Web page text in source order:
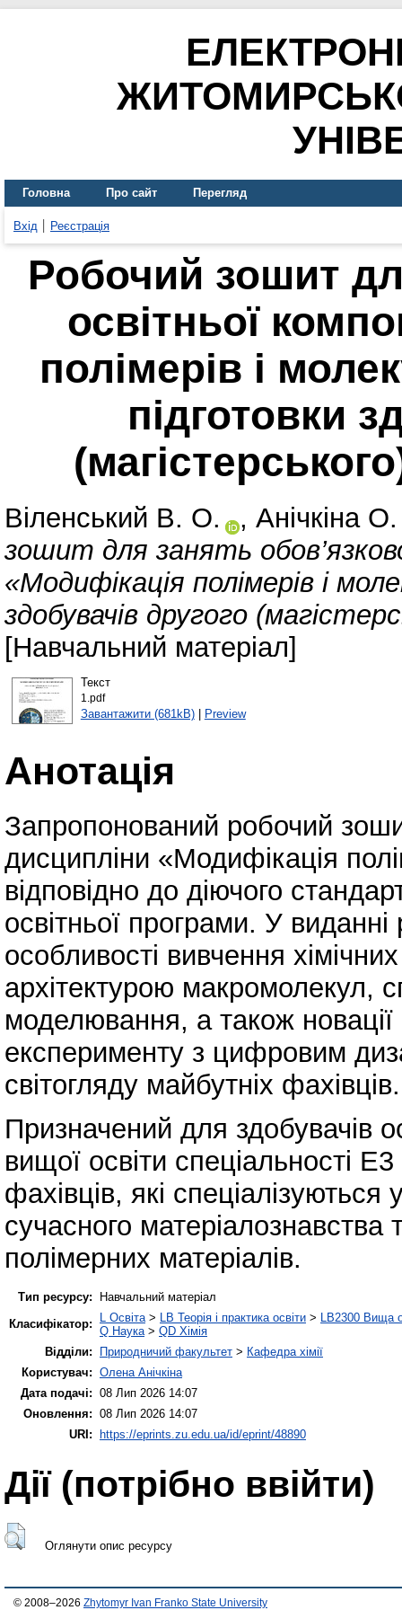
Головна Про сайт Перегляд
Вхід Реєстрація
Робочий зошит
освітньої
полімерів і
підготовки
Віленський В. О. , Анічкіна
зошит для занять
«Модифікація полімерів і
здобувачів другого
[Навчальний матеріал]
Текст
1.pdf
Завантажити (681kB)| Preview
Анотація
Запропонований робочий
дисципліни «Модифікація
відповідно до діючого
освітньої програми. У виданні
особливості вивчення
архітектурою макромолекул,
моделювання, а також новації
експерименту з цифровим
світогляду майбутніх фахівців.
Призначений для здобувачів
вищої освіти спеціальності
фахівців, які
сучасного матеріалознавства
полімерних матеріалів.
Тип ресурсу:
Навчальний матеріал
Класифікатор:
L Освіта> LB Теорія і практика освіти > LB2300 Вища
Q Наука> QD Хімія
Відділи:
Природничий факультет > Кафедра хімії
Користувач: Олена Анічкіна
Дата подачі: 08 Лип 2026 14:07
Оновлення: 08 Лип 2026 14:07
URI:
https://eprints.zu.edu.ua/id/eprint/48890
Дії ​​(потрібно ввійти)
Оглянути опис ресурсу
© 2008–2026 Zhytomyr Ivan Franko State University